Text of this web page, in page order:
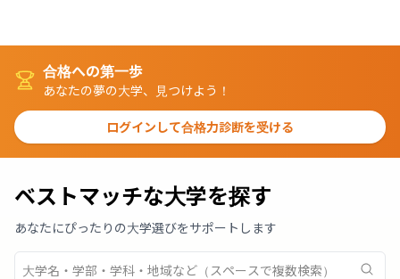
合格への第一歩
あなたの夢の大学、見つけよう！
ログインして合格力診断を受ける
ベストマッチな大学を探す
あなたにぴったりの大学選びをサポートします